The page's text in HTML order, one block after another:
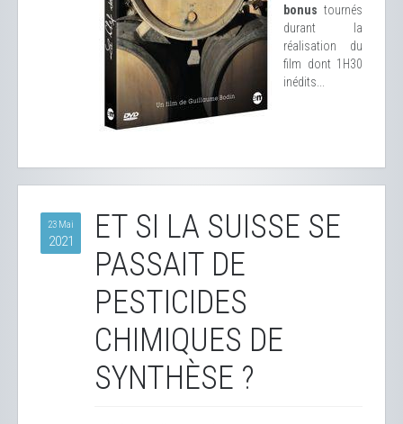
bonus tournés
durant la
réalisation du
film dont 1H30
inédits...
23 Mai
2021
ET SI LA SUISSE SE
PASSAIT DE
PESTICIDES
CHIMIQUES DE
SYNTHÈSE ?